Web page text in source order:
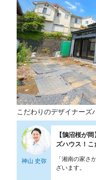
こだわりのデザイナーズ
神山 史弥
【鵠沼桜が
ズハウス！
「湘南の家さ
ざいます。